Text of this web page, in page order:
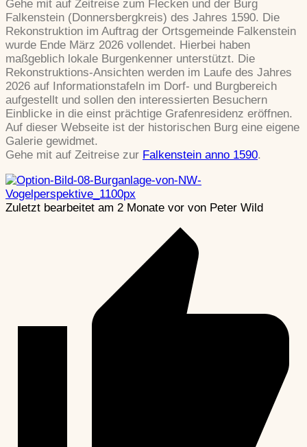
Gehe mit auf Zeitreise zum Flecken und der Burg
Falkenstein (Donnersbergkreis) des Jahres 1590. Die
Rekonstruktion im Auftrag der Ortsgemeinde Falkenstein
wurde Ende März 2026 vollendet. Hierbei haben
maßgeblich lokale Burgenkenner unterstützt. Die
Rekonstruktions-Ansichten werden im Laufe des Jahres
2026 auf Informationstafeln im Dorf- und Burgbereich
aufgestellt und sollen den interessierten Besuchern
Einblicke in die einst prächtige Grafenresidenz eröffnen.
Auf dieser Webseite ist der historischen Burg eine eigene
Galerie gewidmet.
Gehe mit auf Zeitreise zur Falkenstein anno 1590.
Zuletzt bearbeitet am 2 Monate vor von Peter Wild